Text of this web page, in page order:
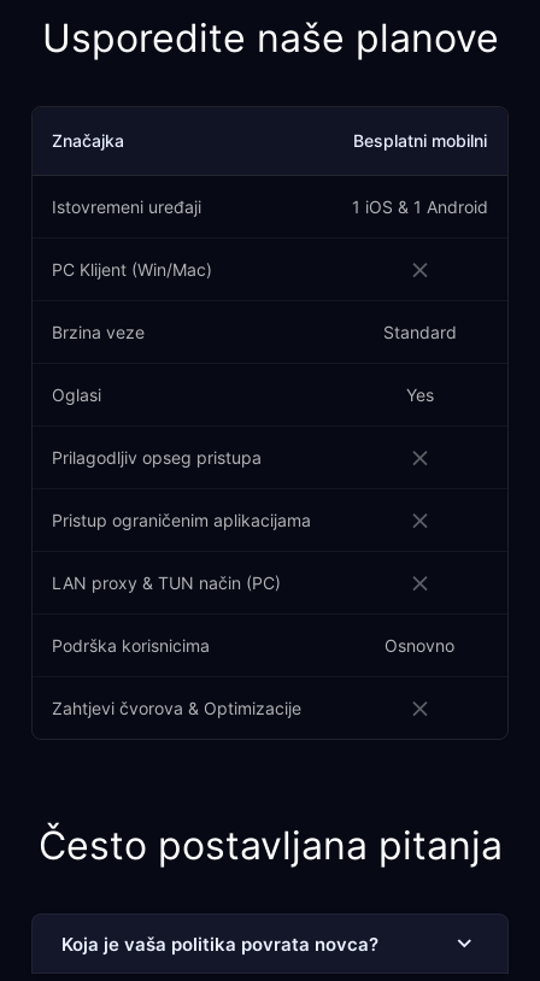
Usporedite naše planove
Značajka Besplatni mobilni
Istovremeni uređaji 1 iOS & 1 Android
PC Klijent (Win/Mac)
Brzina veze Standard
Oglasi Yes
Prilagodljiv opseg pristupa
Pristup ograničenim aplikacijama
LAN proxy & TUN način (PC)
Podrška korisnicima Osnovno
Zahtjevi čvorova & Optimizacije
Često postavljana pitanja
Koja je vaša politika povrata novca?